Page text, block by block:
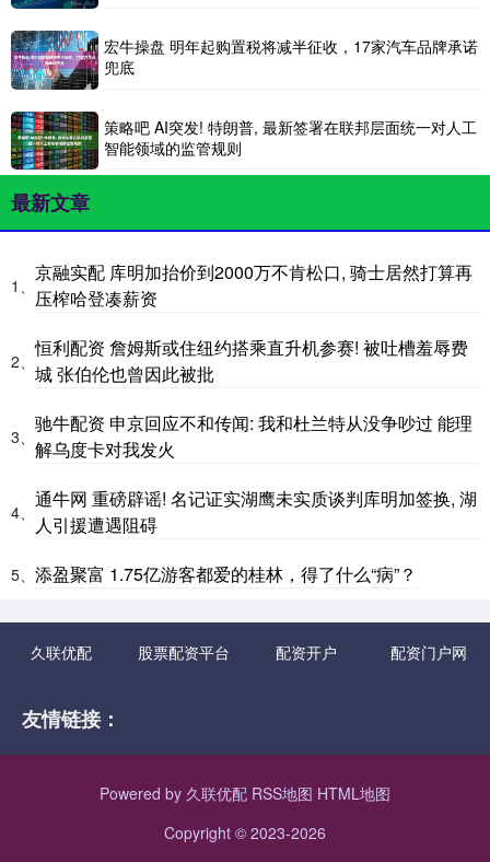
宏牛操盘 明年起购置税将减半征收，17家汽车品牌承诺
兜底
策略吧 AI突发! 特朗普, 最新签署在联邦层面统一对人工
智能领域的监管规则
最新文章
1、
京融实配 库明加抬价到2000万不肯松口, 骑士居然打算再
压榨哈登凑薪资
2、
恒利配资 詹姆斯或住纽约搭乘直升机参赛! 被吐槽羞辱费
城 张伯伦也曾因此被批
3、
驰牛配资 申京回应不和传闻: 我和杜兰特从没争吵过 能理
解乌度卡对我发火
4、
通牛网 重磅辟谣! 名记证实湖鹰未实质谈判库明加签换, 湖
人引援遭遇阻碍
5、 添盈聚富 1.75亿游客都爱的桂林，得了什么“病”？
久联优配 股票配资平台 配资开户 配资门户网
友情链接：
Powered by 久联优配 RSS地图 HTML地图
Copyright © 2023-2026